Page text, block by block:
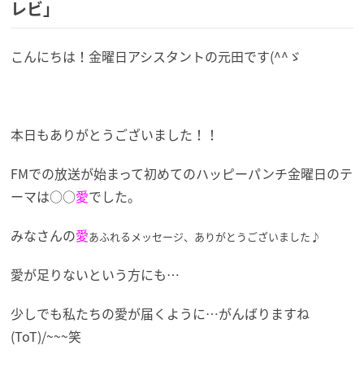
レビ」
こんにちは！金曜日アシスタントの元田です(^^ゞ
本日もありがとうございました！！
FMでの放送が始まって初めてのハッピーパンチ金曜日のテ
ーマは○○愛でした。
みなさんの愛あふれるメッセージ、ありがとうございました♪
愛が足りないという方にも…
少しでも私たちの愛が届くように…がんばりますね
(ToT)/~~~笑